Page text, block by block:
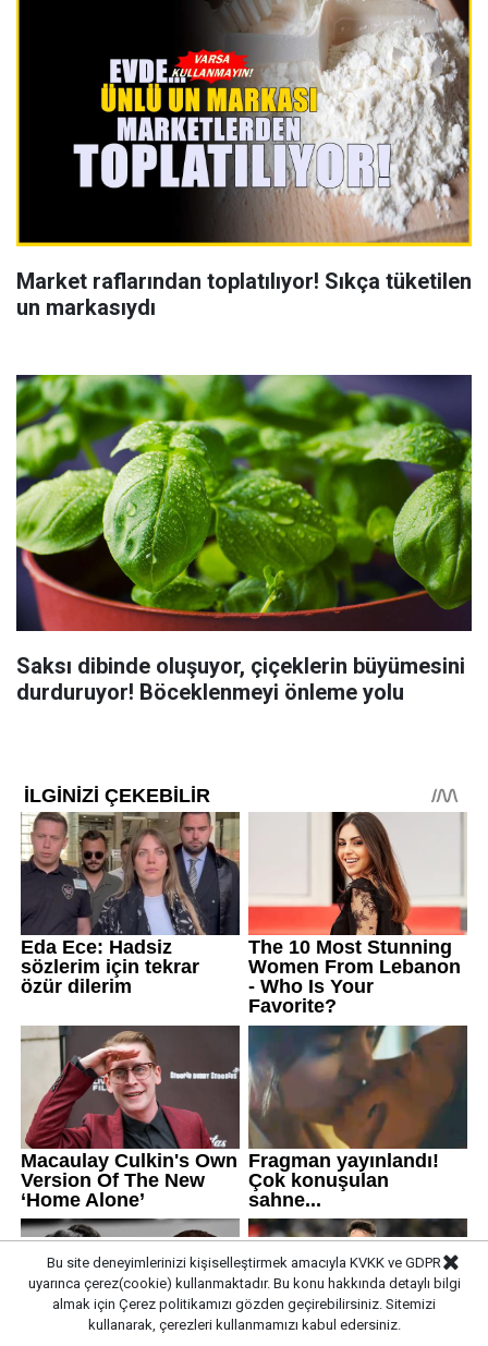
Market raflarından toplatılıyor! Sıkça tüketilen
un markasıydı
Saksı dibinde oluşuyor, çiçeklerin büyümesini
durduruyor! Böceklenmeyi önleme yolu
Bu site deneyimlerinizi kişiselleştirmek amacıyla KVKK ve GDPR
uyarınca çerez(cookie) kullanmaktadır. Bu konu hakkında detaylı bilgi
almak için Çerez politikamızı gözden geçirebilirsiniz. Sitemizi
kullanarak, çerezleri kullanmamızı kabul edersiniz.